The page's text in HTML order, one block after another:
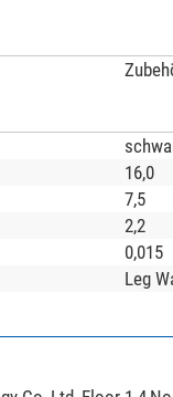
16,0
7,5
2,2
0,015
Leg